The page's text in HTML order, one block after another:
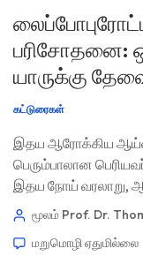
பரிசோதனை:
யாருக்கு
கட்டுரைகள்
இதய ஆரோக்கிய ஆய்வக
பெரும்பாலான
இதய நோய் வரலாறு,
அதிக கொழுப்பு,
முடிவிருந்தாலும்
ஆகியோருக்கு,
மூலம் Prof. Dr.
மறுமொழி ஏதுமில்லை